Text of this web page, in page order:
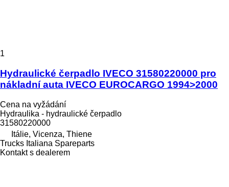
1
Hydraulické čerpadlo IVECO 31580220000 pro
nákladní auta IVECO EUROCARGO 1994>2000
Cena na vyžádání
Hydraulika - hydraulické čerpadlo
31580220000
Itálie, Vicenza, Thiene
Trucks Italiana Spareparts
Kontakt s dealerem